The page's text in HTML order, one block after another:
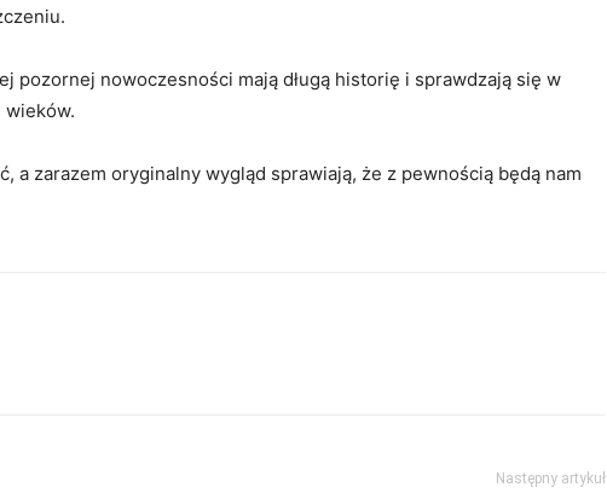
pozornej nowoczesności mają długą historię i sprawdzają się w
wieków.
a zarazem oryginalny wygląd sprawiają, że z pewnością będą nam
Następny artykuł